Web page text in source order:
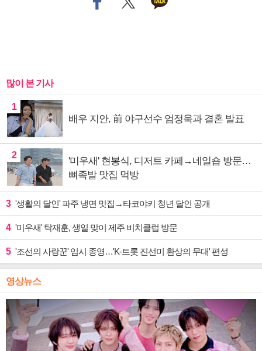
많이 본 기사
1
배우 지안, 前 야구선수 엄정욱과 결혼 발표
2
'미우새' 현봉식, 디저트 카페→네일숍 방문…
뼈족발 맛집 먹방
3 '생활의 달인' 파주 냉면 맛집→타코야키 청년 달인 공개
4 '미우새' 탁재훈, 생일 맞이 제주 비치클럽 방문
5 '조선의 사랑꾼' 임시 종영…'K-트롯 진선미 환상의 무대' 편성
영상뉴스